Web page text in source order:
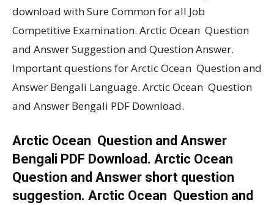
download with Sure Common for all Job
Competitive Examination. Arctic Ocean Question
and Answer Suggestion and Question Answer.
Important questions for Arctic Ocean Question and
Answer Bengali Language. Arctic Ocean Question
and Answer Bengali PDF Download.
Arctic Ocean Question and Answer
Bengali PDF Download. Arctic Ocean
Question and Answer short question
suggestion. Arctic Ocean Question and